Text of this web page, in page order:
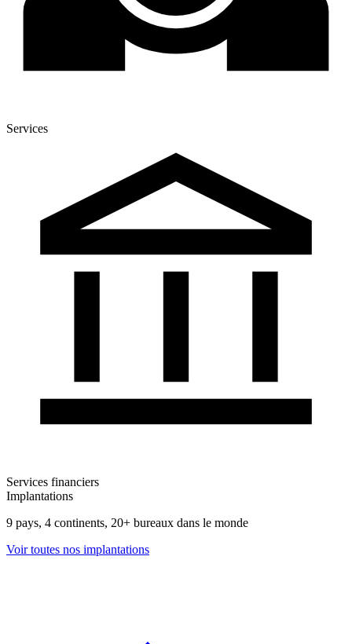
Services
Services financiers
Implantations
9 pays, 4 continents, 20+ bureaux dans le monde
Voir toutes nos implantations